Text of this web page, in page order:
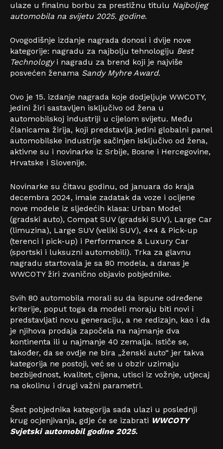
ulaze u finalnu borbu za prestižnu titulu Najboljeg
automobila na svijetu 2025. godine.
Ovogodišnje izdanje nagrada donosi i dvije nove
kategorije: nagradu za najbolju tehnologiju Best
Technologyi nagradu za brend koji je najviše
posvećen ženama Sandy Myhre Award.
Ovo je 15. izdanje nagrada koje dodjeljuje WWCOTY,
jedini žiri sastavljen isključivo od žena u
automobilskoj industriji u cijelom svijetu. Među
članicama žirija, koji predstavlja jedini globalni panel
automobilske industrije sačinjen isključivo od žena,
aktivne su i novinarke iz Srbije, Bosne i Hercegovine,
Hrvatske i Slovenije.
Novinarke su čitavu godinu, od januara do kraja
decembra 2024, imale zadatak da voze i ocijene
nove modele iz sljedećih klasa: Urban Model
(gradski auto), Compat SUV (gradski SUV), Large Car
(limuzina), Large SUV (veliki SUV), 4×4 & Pick-up
(terenci i pick-up) i Performance & Luxury Car
(sportski i luksuzni automobili). Trka za glavnu
nagradu startovala je sa 80 modela, a danas je
WWCOTY žiri zvanično objavio pobjednike.
Svih 80 automobila morali su da ispune određene
kriterije, poput toga da modeli moraju biti novi i
predstavljati novu generaciju, a ne redizajn, kao i da
je njihova prodaja započela na najmanje dva
kontinenta ili u najmanje 40 zemalja. Ističe se,
također, da se ovdje ne bira „ženski auto“ jer takva
kategorija ne postoji, već se u obzir uzimaju
bezbijednost, kvalitet, cijena, utisci iz vožnje, utjecaj
na okolinu i drugi važni parametri.
Šest pobjednika kategorija sada ulazi u poslednji
krug ocjenjivanja, gdje će se izabrati WWCOTY
Svjetski automobil godine 2025.